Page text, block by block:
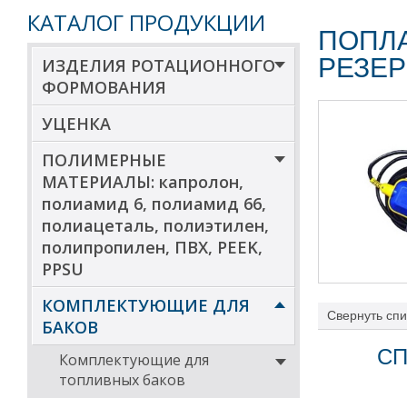
КАТАЛОГ ПРОДУКЦИИ
ИЗДЕЛИЯ РОТАЦИОННОГО
ФОРМОВАНИЯ
УЦЕНКА
ПОЛИМЕРНЫЕ
МАТЕРИАЛЫ: капролон,
полиамид 6, полиамид 66,
полиацеталь, полиэтилен,
полипропилен, ПВХ, PEEK,
PPSU
КОМПЛЕКТУЮЩИЕ ДЛЯ
БАКОВ
Комплектующие для
топливных баков
крепления.
Свернуть